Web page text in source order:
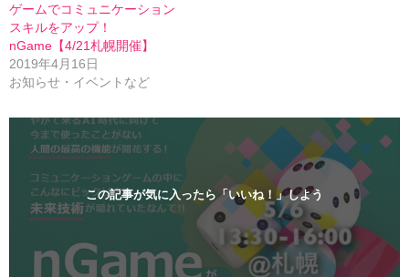
ウ
ィ
ン
ド
ウ
で
開
き
す
)
て
く
だ
さ
い
(
新
ウ
ィ
ン
ド
で
開
き
ま
ゲームでコミュニケーション
スキルをアップ！
nGame【4/21札幌開催】
2019年4月16日
お知らせ・イベントなど
この記事が気に入ったら「いいね！」しよう